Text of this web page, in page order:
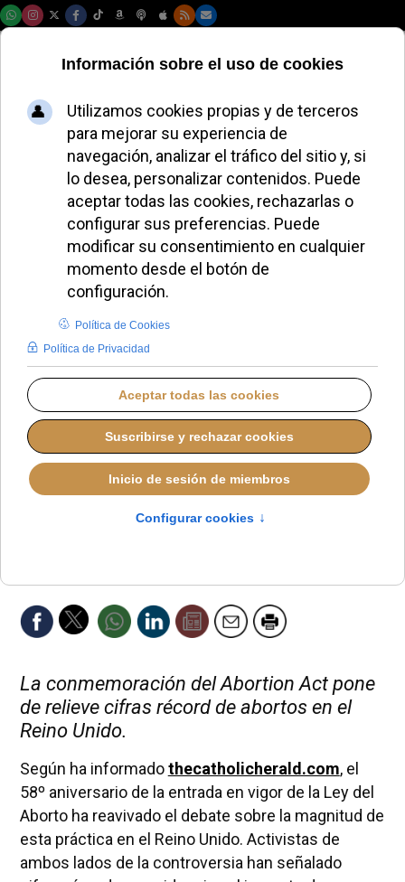
Récord de abortos
en Reino Unido: más
de 11 millones desde
la legalización
REDACCIÓN DEFENSA DE LA VIDA
La conmemoración del Abortion Act pone
de relieve cifras récord de abortos en el
Reino Unido.
Según ha informadothecatholicherald.com, el
58º aniversario de la entrada en vigor de la Ley del
Aborto ha reavivado el debate sobre la magnitud de
esta práctica en el Reino Unido. Activistas de
ambos lados de la controversia han señalado